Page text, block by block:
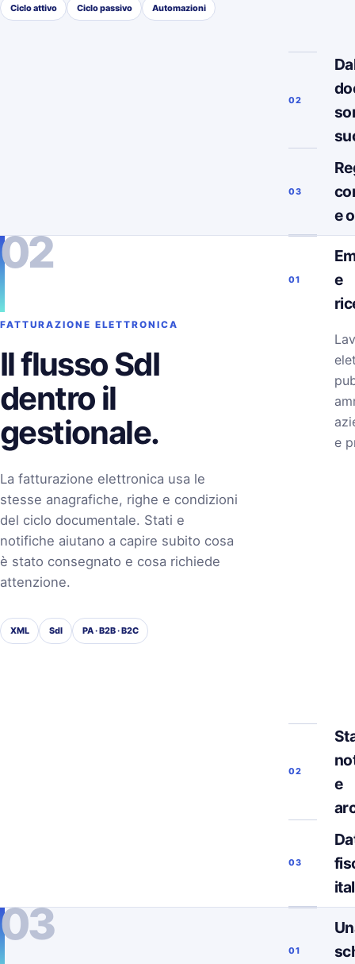
Ciclo attivo Ciclo passivo Automazioni
02
03
e
02
FATTURAZIONE ELETTRONICA
Il flusso SdI
dentro il
gestionale.
La fatturazione elettronica usa le
stesse anagrafiche, righe e condizioni
del ciclo documentale. Stati e
notifiche aiutano a capire subito cosa
è stato consegnato e cosa richiede
attenzione.
XML SdI PA · B2B · B2C
01
e
e
02
e
03
03
01